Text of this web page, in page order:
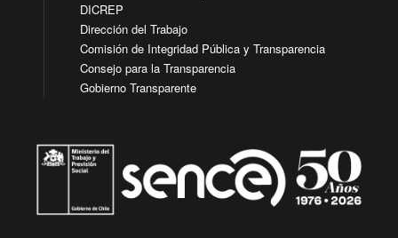
DICREP
Dirección del Trabajo
Comisión de Integridad Pública y Transparencia
Consejo para la Transparencia
Gobierno Transparente